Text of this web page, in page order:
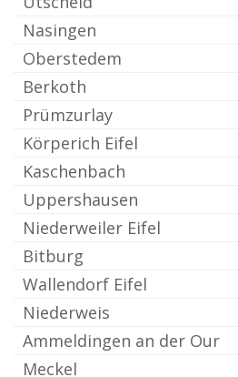
Nasingen
Oberstedem
Berkoth
Prümzurlay
Körperich Eifel
Kaschenbach
Uppershausen
Niederweiler Eifel
Bitburg
Wallendorf Eifel
Niederweis
Ammeldingen an der Our
Meckel